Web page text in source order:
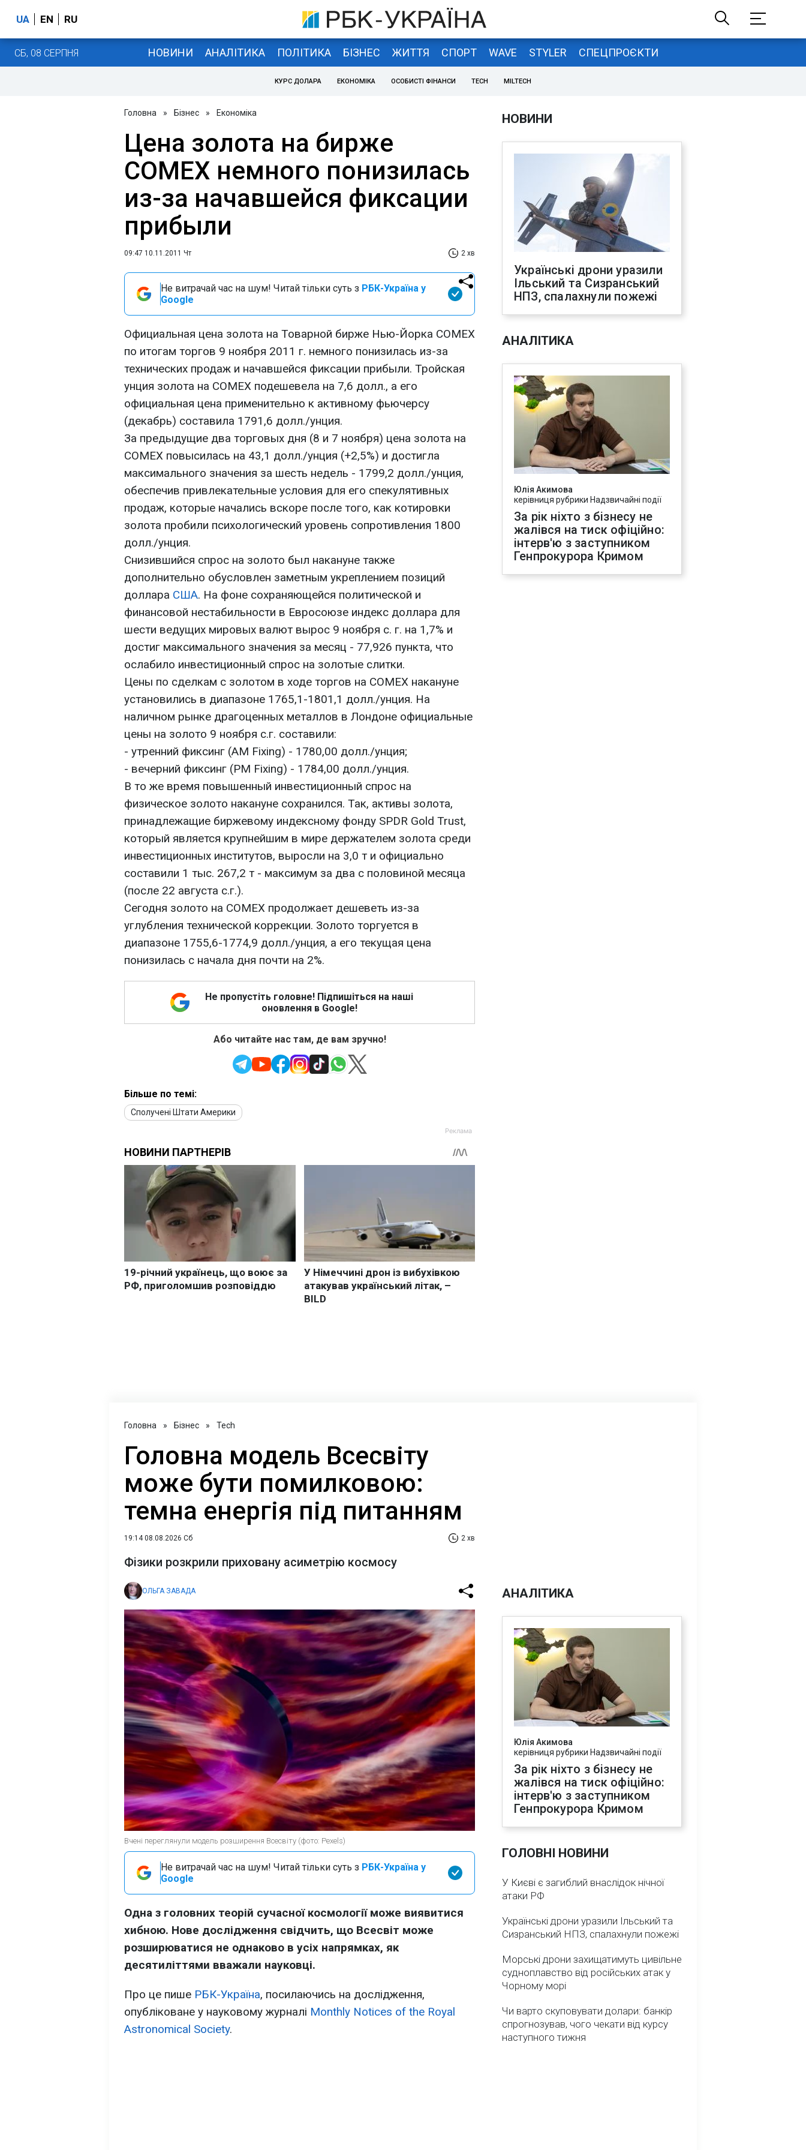
UA EN RU
СБ, 08 СЕРПНЯ НОВИНИ АНАЛІТИКА ПОЛІТИКА БІЗНЕС ЖИТТЯ СПОРТ WAVE STYLER СПЕЦПРОЄКТИ
КУРС ДОЛАРА ЕКОНОМІКА ОСОБИСТІ ФІНАНСИ TECH MILTECH
Головна » Бізнес » Економіка
Цена золота на бирже
COMEX немного понизилась
из-за начавшейся фиксации
прибыли
09:47 10.11.2011 Чт 2 хв
Не витрачай час на шум! Читай тільки суть з РБК-Україна у
Google
Официальная цена золота на Товарной бирже Нью-Йорка COMEX
по итогам торгов 9 ноября 2011 г. немного понизилась из-за
технических продаж и начавшейся фиксации прибыли. Тройская
унция золота на COMEX подешевела на 7,6 долл., а его
официальная цена применительно к активному фьючерсу
(декабрь) составила 1791,6 долл./унция.
За предыдущие два торговых дня (8 и 7 ноября) цена золота на
COMEX повысилась на 43,1 долл./унция (+2,5%) и достигла
максимального значения за шесть недель - 1799,2 долл./унция,
обеспечив привлекательные условия для его спекулятивных
продаж, которые начались вскоре после того, как котировки
золота пробили психологический уровень сопротивления 1800
долл./унция.
Снизившийся спрос на золото был накануне также
дополнительно обусловлен заметным укреплением позиций
доллара США. На фоне сохраняющейся политической и
финансовой нестабильности в Евросоюзе индекс доллара для
шести ведущих мировых валют вырос 9 ноября с. г. на 1,7% и
достиг максимального значения за месяц - 77,926 пункта, что
ослабило инвестиционный спрос на золотые слитки.
Цены по сделкам с золотом в ходе торгов на COMEX накануне
установились в диапазоне 1765,1-1801,1 долл./унция. На
наличном рынке драгоценных металлов в Лондоне официальные
цены на золото 9 ноября с.г. составили:
- утренний фиксинг (AM Fixing) - 1780,00 долл./унция;
- вечерний фиксинг (PM Fixing) - 1784,00 долл./унция.
В то же время повышенный инвестиционный спрос на
физическое золото накануне сохранился. Так, активы золота,
принадлежащие биржевому индексному фонду SPDR Gold Trust,
который является крупнейшим в мире держателем золота среди
инвестиционных институтов, выросли на 3,0 т и официально
составили 1 тыс. 267,2 т - максимум за два с половиной месяца
(после 22 августа с.г.).
Сегодня золото на COMEX продолжает дешеветь из-за
углубления технической коррекции. Золото торгуется в
диапазоне 1755,6-1774,9 долл./унция, а его текущая цена
понизилась с начала дня почти на 2%.
Не пропустіть головне! Підпишіться на наші
оновлення в Google!
Або читайте нас там, де вам зручно!
Більше по темі:
Сполучені Штати Америки
НОВИНИ
Українські дрони уразили
Ільський та Сизранський
НПЗ, спалахнули пожежі
АНАЛІТИКА
Юлія Акимова
керівниця рубрики Надзвичайні події
За рік ніхто з бізнесу не
жалівся на тиск офіційно:
інтерв'ю з заступником
Генпрокурора Кримом
Головна » Бізнес » Tech
Головна модель Всесвіту
може бути помилковою:
темна енергія під питанням
19:14 08.08.2026 Сб 2 хв
Фізики розкрили приховану асиметрію космосу
ОЛЬГА ЗАВАДА
Вчені переглянули модель розширення Всесвіту (фото: Pexels)
Не витрачай час на шум! Читай тільки суть з РБК-Україна у
Google
Одна з головних теорій сучасної космології може виявитися
хибною. Нове дослідження свідчить, що Всесвіт може
розширюватися не однаково в усіх напрямках, як
десятиліттями вважали науковці.
Про це пише РБК-Україна, посилаючись на дослідження,
опубліковане у науковому журналі Monthly Notices of the Royal
Astronomical Society.
АНАЛІТИКА
Юлія Акимова
керівниця рубрики Надзвичайні події
За рік ніхто з бізнесу не
жалівся на тиск офіційно:
інтерв'ю з заступником
Генпрокурора Кримом
ГОЛОВНІ НОВИНИ
У Києві є загиблий внаслідок нічної
атаки РФ
Українські дрони уразили Ільський та
Сизранський НПЗ, спалахнули пожежі
Морські дрони захищатимуть цивільне
судноплавство від російських атак у
Чорному морі
Чи варто скуповувати долари: банкір
спрогнозував, чого чекати від курсу
наступного тижня